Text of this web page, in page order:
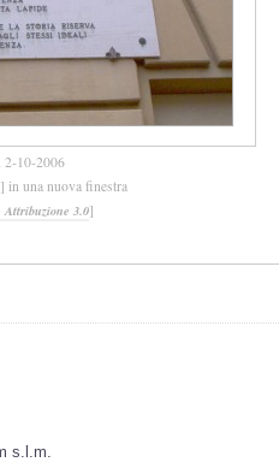
2-10-2006
in una nuova finestra
Attribuzione 3.0]
s.l.m.